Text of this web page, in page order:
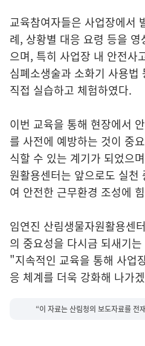
교육참여자들은 사업장에서
례, 상황별 대응 요령 등을
으며, 특히 사업장 내 안전사
심폐소생술과 소화기 사용법
직접 실습하고 체험하였다.
이번 교육을 통해 현장에서
를 사전에 예방하는 것이 중
식할 수 있는 계기가 되었으
원활용센터는 앞으로도 실천
여 안전한 근무환경 조성에
임연진 산림생물자원활용센
의 중요성을 다시금 되새기
"지속적인 교육을 통해 사업
응 체계를 더욱 강화해 나가
“이 자료는 산림청의 보도자료를 전